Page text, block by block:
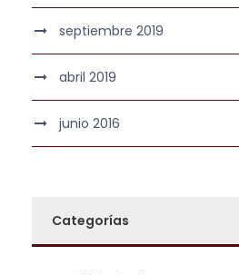
septiembre 2019
abril 2019
junio 2016
Categorías